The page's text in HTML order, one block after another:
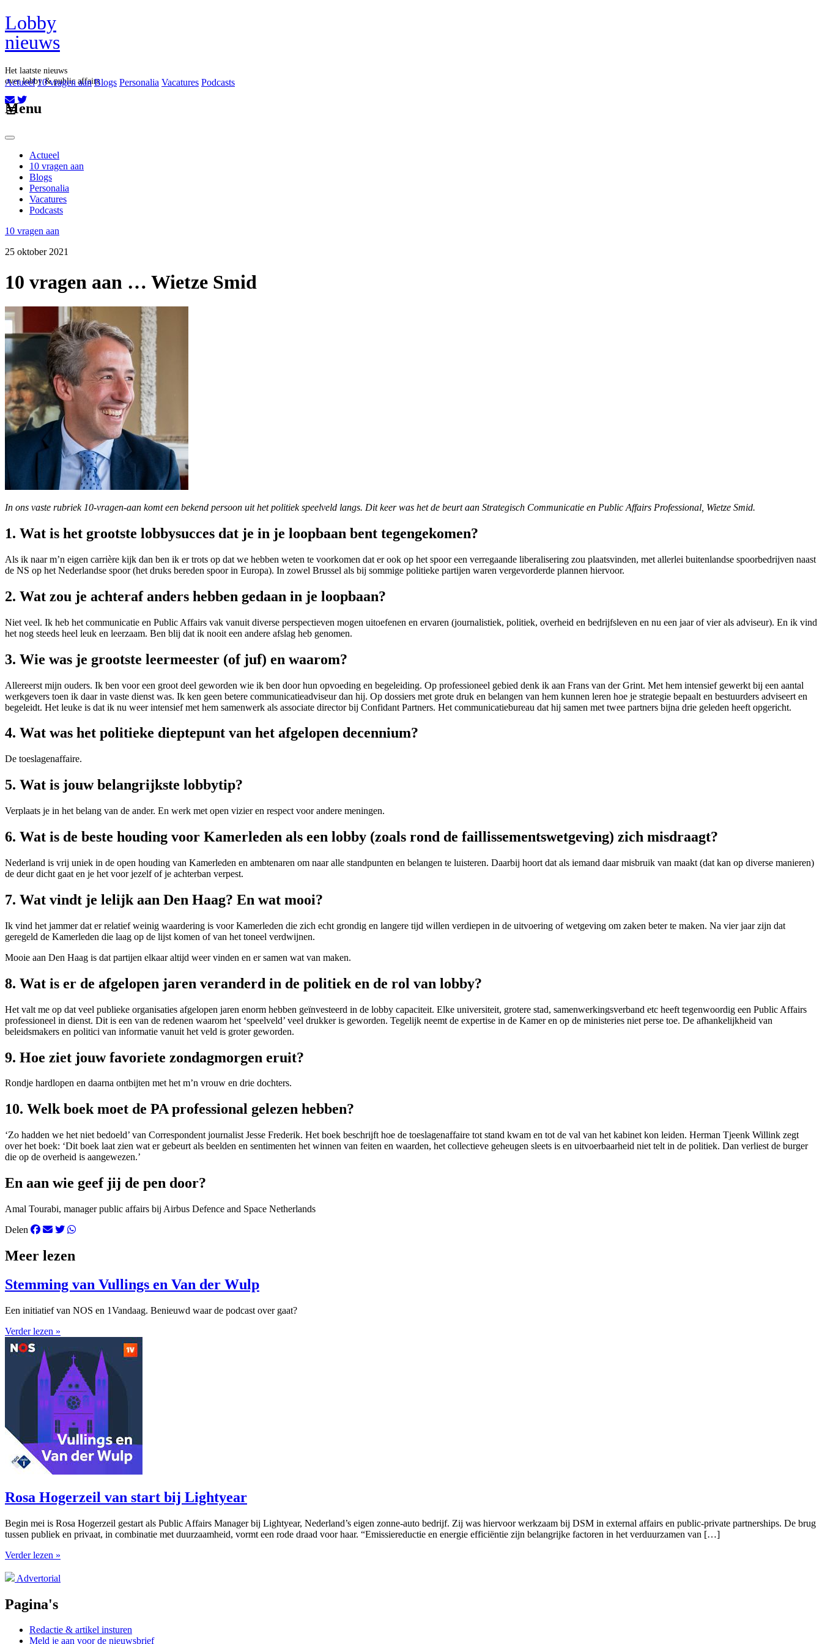
Lobby
nieuws
Het laatste nieuws
over lobby & public affairs
Aboneer op onze nieuwsbrief
Actueel 10 vragen aan Blogs Personalia Vacatures Podcasts
Menu
Actueel
10 vragen aan
Blogs
Personalia
Vacatures
Podcasts
10 vragen aan
25 oktober 2021
10 vragen aan … Wietze Smid
In ons vaste rubriek 10-vragen-aan komt een bekend persoon uit het politiek speelveld langs. Dit keer was het de beurt aan Strategisch Communicatie en Public Affairs Professional, Wietze Smid.
1. Wat is het grootste lobbysucces dat je in je loopbaan bent tegengekomen?
Als ik naar m’n eigen carrière kijk dan ben ik er trots op dat we hebben weten te voorkomen dat er ook op het spoor een verregaande liberalisering zou plaatsvinden, met allerlei buitenlandse spoorbedrijven naast
de NS op het Nederlandse spoor (het druks bereden spoor in Europa). In zowel Brussel als bij sommige politieke partijen waren vergevorderde plannen hiervoor.
2. Wat zou je achteraf anders hebben gedaan in je loopbaan?
Niet veel. Ik heb het communicatie en Public Affairs vak vanuit diverse perspectieven mogen uitoefenen en ervaren (journalistiek, politiek, overheid en bedrijfsleven en nu een jaar of vier als adviseur). En ik vind
het nog steeds heel leuk en leerzaam. Ben blij dat ik nooit een andere afslag heb genomen.
3. Wie was je grootste leermeester (of juf) en waarom?
Allereerst mijn ouders. Ik ben voor een groot deel geworden wie ik ben door hun opvoeding en begeleiding. Op professioneel gebied denk ik aan Frans van der Grint. Met hem intensief gewerkt bij een aantal
werkgevers toen ik daar in vaste dienst was. Ik ken geen betere communicatieadviseur dan hij. Op dossiers met grote druk en belangen van hem kunnen leren hoe je strategie bepaalt en bestuurders adviseert en
begeleidt. Het leuke is dat ik nu weer intensief met hem samenwerk als associate director bij Confidant Partners. Het communicatiebureau dat hij samen met twee partners bijna drie geleden heeft opgericht.
4. Wat was het politieke dieptepunt van het afgelopen decennium?
De toeslagenaffaire.
5. Wat is jouw belangrijkste lobbytip?
Verplaats je in het belang van de ander. En werk met open vizier en respect voor andere meningen.
6. Wat is de beste houding voor Kamerleden als een lobby (zoals rond de faillissementswetgeving) zich misdraagt?
Nederland is vrij uniek in de open houding van Kamerleden en ambtenaren om naar alle standpunten en belangen te luisteren. Daarbij hoort dat als iemand daar misbruik van maakt (dat kan op diverse manieren)
de deur dicht gaat en je het voor jezelf of je achterban verpest.
7. Wat vindt je lelijk aan Den Haag? En wat mooi?
Ik vind het jammer dat er relatief weinig waardering is voor Kamerleden die zich echt grondig en langere tijd willen verdiepen in de uitvoering of wetgeving om zaken beter te maken. Na vier jaar zijn dat
geregeld de Kamerleden die laag op de lijst komen of van het toneel verdwijnen.
Mooie aan Den Haag is dat partijen elkaar altijd weer vinden en er samen wat van maken.
8. Wat is er de afgelopen jaren veranderd in de politiek en de rol van lobby?
Het valt me op dat veel publieke organisaties afgelopen jaren enorm hebben geïnvesteerd in de lobby capaciteit. Elke universiteit, grotere stad, samenwerkingsverband etc heeft tegenwoordig een Public Affairs
professioneel in dienst. Dit is een van de redenen waarom het ‘speelveld’ veel drukker is geworden. Tegelijk neemt de expertise in de Kamer en op de ministeries niet perse toe. De afhankelijkheid van
beleidsmakers en politici van informatie vanuit het veld is groter geworden.
9. Hoe ziet jouw favoriete zondagmorgen eruit?
Rondje hardlopen en daarna ontbijten met het m’n vrouw en drie dochters.
10. Welk boek moet de PA professional gelezen hebben?
‘Zo hadden we het niet bedoeld’ van Correspondent journalist Jesse Frederik. Het boek beschrijft hoe de toeslagenaffaire tot stand kwam en tot de val van het kabinet kon leiden. Herman Tjeenk Willink zegt
over het boek: ‘Dit boek laat zien wat er gebeurt als beelden en sentimenten het winnen van feiten en waarden, het collectieve geheugen sleets is en uitvoerbaarheid niet telt in de politiek. Dan verliest de burger
die op de overheid is aangewezen.’
En aan wie geef jij de pen door?
Amal Tourabi, manager public affairs bij Airbus Defence and Space Netherlands
Delen
Meer lezen
Stemming van Vullings en Van der Wulp
Een initiatief van NOS en 1Vandaag. Benieuwd waar de podcast over gaat?
Verder lezen »
Rosa Hogerzeil van start bij Lightyear
Begin mei is Rosa Hogerzeil gestart als Public Affairs Manager bij Lightyear, Nederland’s eigen zonne-auto bedrijf. Zij was hiervoor werkzaam bij DSM in external affairs en public-private partnerships. De brug
tussen publiek en privaat, in combinatie met duurzaamheid, vormt een rode draad voor haar. “Emissiereductie en energie efficiëntie zijn belangrijke factoren in het verduurzamen van […]
Verder lezen »
Advertorial
Pagina's
Redactie & artikel insturen
Meld je aan voor de nieuwsbrief